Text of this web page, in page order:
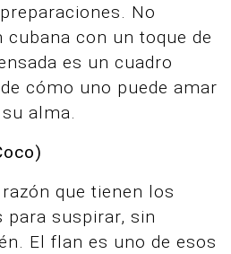
No
con un toque de
es un cuadro
cómo uno puede amar
alma.
que tienen los
para suspirar, sin
El flan es uno de esos